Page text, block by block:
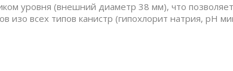
уровня (внешний диаметр 38 мм), что позволяет
изо всех типов канистр (гипохлорит натрия, pH